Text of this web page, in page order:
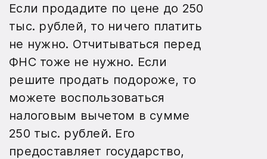
Если продадите по цене до 250
тыс. рублей, то ничего платить
не нужно. Отчитываться перед
ФНС тоже не нужно. Если
решите продать подороже, то
можете воспользоваться
налоговым вычетом в сумме
250 тыс. рублей. Его
предоставляет государство,